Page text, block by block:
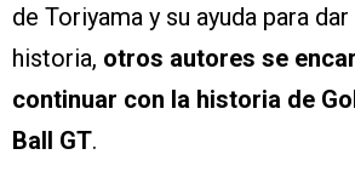
de Toriyama y su ayuda para
historia, otros autores se
continuar con la historia de
Ball GT.